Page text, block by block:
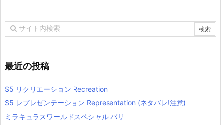
最近の投稿
S5 リクリエーション Recreation
S5 レプレゼンテーション Representation (ネタバレ!注意)
ミラキュラスワールドスペシャル パリ